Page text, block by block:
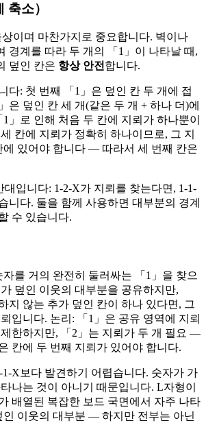
축소）
이며 마찬가지로 중요합니다. 벽이나
경계를 따라 두 개의 「1」이 나타날 때,
덮인 칸은 항상 안전 합니다.
다: 첫 번째 「1」은 덮인 칸 두 개에 접
은 덮인 칸 세 개(같은 두 개 + 하나 더)에
」로 인해 처음 두 칸에 지뢰가 하나뿐이
칸에 지뢰가 정확히 하나이므로, 그 지
에 있어야 합니다 — 따라서 세 번째 칸은
대입니다: 1-2-X가 지뢰를 찾는다면, 1-1-
니다. 둘을 함께 사용하면 대부분의 경계
수 있습니다.
를 거의 완전히 둘러싸는 「1」을 찾으
덮인 이웃의 대부분을 공유하지만,
지 않는 추가 덮인 칸이 하나 있다면, 그
입니다. 논리: 「1」은 공유 영역에 지뢰
한하지만, 「2」는 지뢰가 두 개 필요 —
칸에 두 번째 지뢰가 있어야 합니다.
1-X보다 발견하기 어렵습니다. 숫자가 가
나는 것이 아니기 때문입니다. L자형이
배열된 복잡한 보드 국면에서 자주 나타
인 이웃의 대부분 — 하지만 전부는 아닌